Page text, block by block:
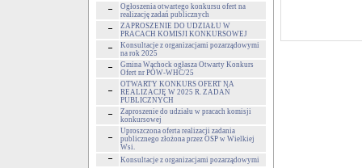
Ogłoszenia otwartego konkursu ofert na
realizację zadań publicznych
ZAPROSZENIE DO UDZIAŁU W
PRACACH KOMISJI KONKURSOWEJ
Konsultacje z organizacjami pozarządowymi
na rok 2025
Gmina Wąchock ogłasza Otwarty Konkurs
Ofert nr POW-WHC/25
OTWARTY KONKURS OFERT NA
REALIZACJĘ W 2025 R. ZADAŃ
PUBLICZNYCH
Zaproszenie do udziału w pracach komisji
konkursowej
Uproszczona oferta realizacji zadania
publicznego złożona przez OSP w Wielkiej
Wsi.
Konsultacje z organizacjami pozarządowymi